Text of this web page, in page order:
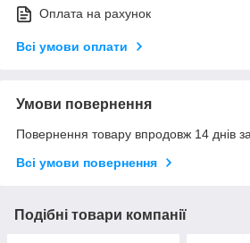
Оплата на рахунок
Всі умови оплати
Умови повернення
Повернення товару впродовж 14 днів
Всі умови повернення
Подібні товари компанії